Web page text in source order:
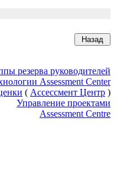
резерва руководителей
Assessment Center
( Ассессмент Центр )
Управление проектами
Assessment Centre